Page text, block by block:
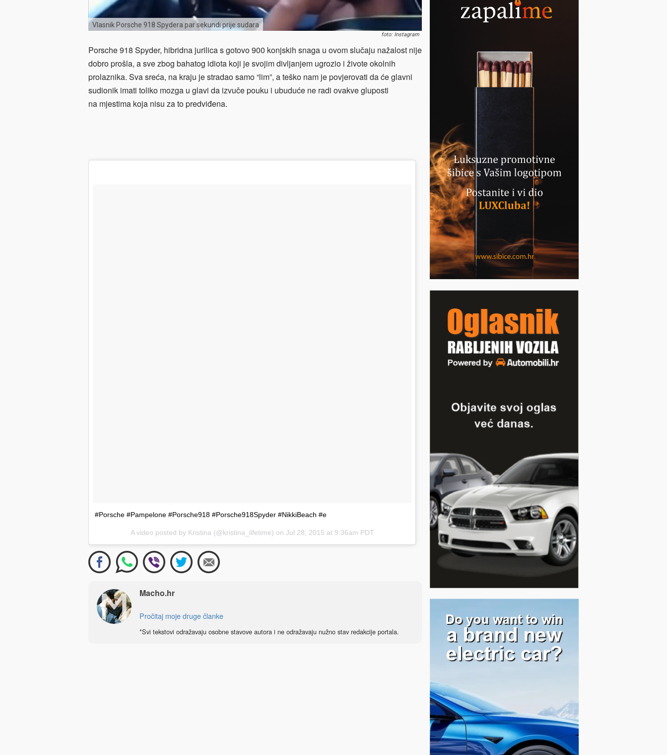
Vlasnik Porsche 918 Spydera par sekundi prije sudara
foto: Instagram
Porsche 918 Spyder, hibridna jurilica s gotovo 900 konjskih snaga u ovom slučaju nažalost nije
dobro prošla, a sve zbog bahatog idiota koji je svojim divljanjem ugrozio i živote okolnih
prolaznika. Sva sreća, na kraju je stradao samo “lim”, a teško nam je povjerovati da će glavni
sudionik imati toliko mozga u glavi da izvuče pouku i ubuduće ne radi ovakve gluposti
na mjestima koja nisu za to predviđena.
#Porsche #Pampelone #Porsche918 #Porsche918Spyder #NikkiBeach #e
A video posted by Kristina (@kristina_lifetime) on Jul 28, 2015 at 9:36am PDT
Macho.hr
Pročitaj moje druge članke
*Svi tekstovi odražavaju osobne stavove autora i ne odražavaju nužno stav redakcije portala.